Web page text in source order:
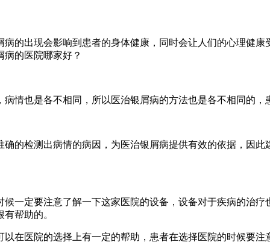
的出现会影响到患者的身体健康，同时会让人们的心理健
的医院哪家好？
情也是各不相同，所以医治银屑病的方法也是各不相同的
的检测出病情的病因，为医治银屑病提供有效的依据，因
一定要注意了解一下这家医院的设备，设备对于疾病的治
帮助的。
在医院的选择上有一定的帮助，患者在选择医院的时候要